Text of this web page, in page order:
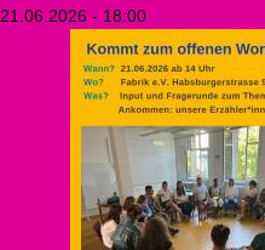
21.06.2026 - 18:00